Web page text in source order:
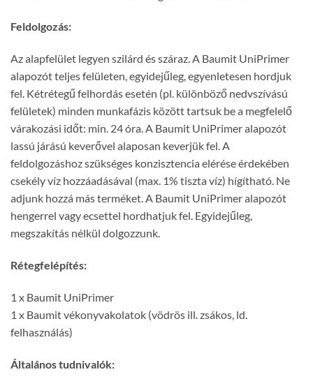
Feldolgozás:
Az alapfelület legyen szilárd és száraz. A Baumit UniPrimer
alapozót teljes felületen, egyidejűleg, egyenletesen hordjuk
fel. Kétrétegű felhordás esetén (pl. különböző nedvszívású
felületek) minden munkafázis között tartsuk be a megfelelő
várakozási időt: min. 24 óra. A Baumit UniPrimer alapozót
lassú járású keverővel alaposan keverjük fel. A
feldolgozáshoz szükséges konzisztencia elérése érdekében
csekély víz hozzáadásával (max. 1% tiszta víz) hígítható. Ne
adjunk hozzá más terméket. A Baumit UniPrimer alapozót
hengerrel vagy ecsettel hordhatjuk fel. Egyidejűleg,
megszakítás nélkül dolgozzunk.
Rétegfelépítés:
1 x Baumit UniPrimer
1 x Baumit vékonyvakolatok (vödrös ill. zsákos, ld.
felhasználás)
Általános tudnivalók: